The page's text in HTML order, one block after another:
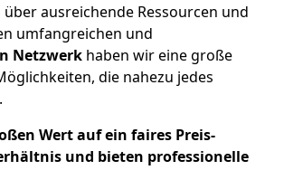
ausreichende Ressourcen und
umfangreichen und
Netzwerk haben wir eine große
die nahezu jedes
Wert auf ein faires Preis-
und bieten professionelle